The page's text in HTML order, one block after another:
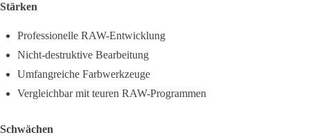
Stärken
Professionelle RAW-Entwicklung
Nicht-destruktive Bearbeitung
Umfangreiche Farbwerkzeuge
Vergleichbar mit teuren RAW-Programmen
Schwächen